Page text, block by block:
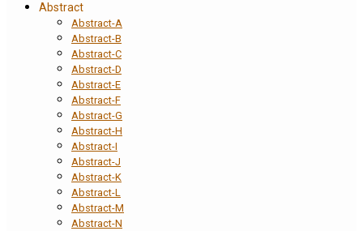
Abstract
Abstract-A
Abstract-B
Abstract-C
Abstract-D
Abstract-E
Abstract-F
Abstract-G
Abstract-H
Abstract-I
Abstract-J
Abstract-K
Abstract-L
Abstract-M
Abstract-N